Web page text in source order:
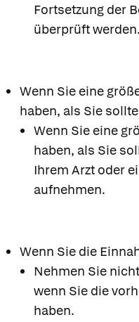
Fortsetzung der
überprüft werden.
Wenn Sie eine
haben, als Sie
Wenn Sie eine
haben, als Sie
Ihrem Arzt oder
aufnehmen.
Wenn Sie die
Nehmen Sie
wenn Sie die
haben.